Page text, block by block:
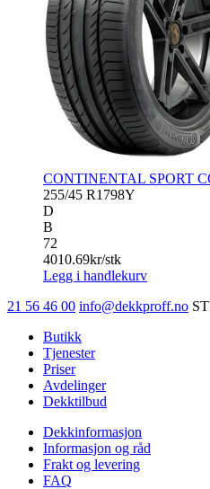
CONTINENTAL SPORT
255/45 R1798Y
D
B
72
4010.69kr/stk
Legg i handlekurv
21 56 46 00 info@dekkproff.no
Butikk
Tjenester
Priser
Avdelinger
Dekktilbud
Dekkinformasjon
Informasjon og råd
Frakt og levering
FAQ